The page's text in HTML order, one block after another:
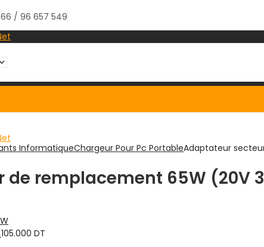
/ 96 657 549
InformatiqueChargeur Pour Pc PortableAdaptateur
remplacement 65W (20V
105.000 DT